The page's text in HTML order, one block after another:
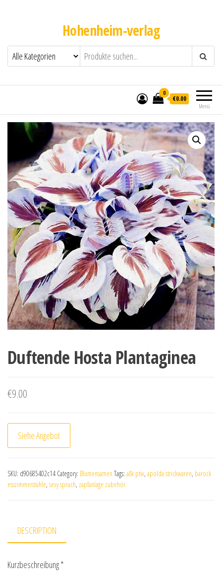
Hohenheim-verlag
Menü
0
€0.00
Duftende Hosta Plantaginea
€9.00
Siehe Angebot
SKU: d90685402c14 Category: Blumensamen Tags: a&k ptw, apolda strickwaren, barock
esszimmerstühle, sexy spruch, zapfanlage zubehör
DESCRIPTION
Kurzbeschreibung *